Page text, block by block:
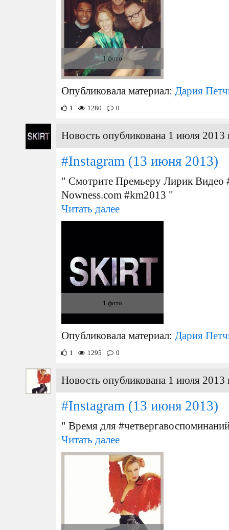
1 фото
Опубликовала материал: Дария
1 1280 0
Новость опубликована 1 июля 2013
#Instagram (13 июня 2013)
" Смотрите Премьеру Лирик Видео
Nowness.com #km2013 "
Читать далее
1 фото
Опубликовала материал: Дария
1 1295 0
Новость опубликована 1 июля 2013
#Instagram (13 июня 2013)
" Время для
Читать далее